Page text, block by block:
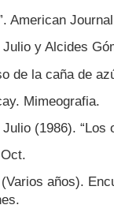
American
Julio y Alcides
de la caña de
Mimeografia.
Julio (1986). “Los
años).